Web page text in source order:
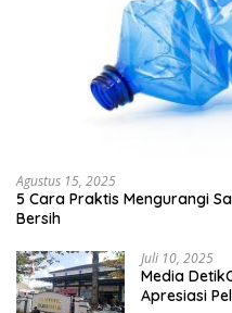
Agustus 15, 2025
5 Cara Praktis Mengurangi
Bersih
Juli 10, 2025
Media
Apresiasi